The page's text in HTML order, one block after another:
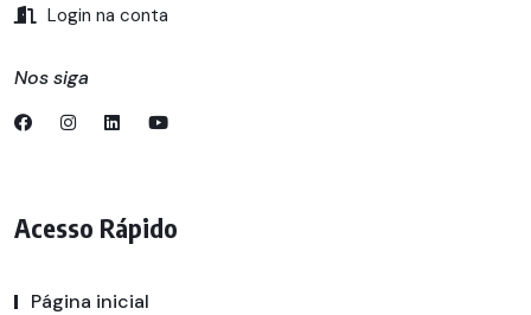
Login na conta
Nos siga
Acesso Rápido
Página inicial